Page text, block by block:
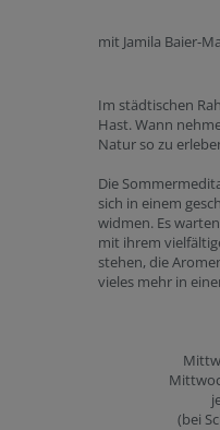
mit Jamila Baier-
Im städtischen
Hast. Wann
Natur so zu
Die
sich in einem
widmen. Es
mit ihrem
stehen, die
vieles mehr in
(bei